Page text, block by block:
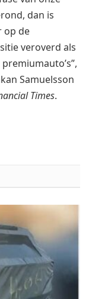
dan is
op de
veroverd als
Samuelsson
Times.